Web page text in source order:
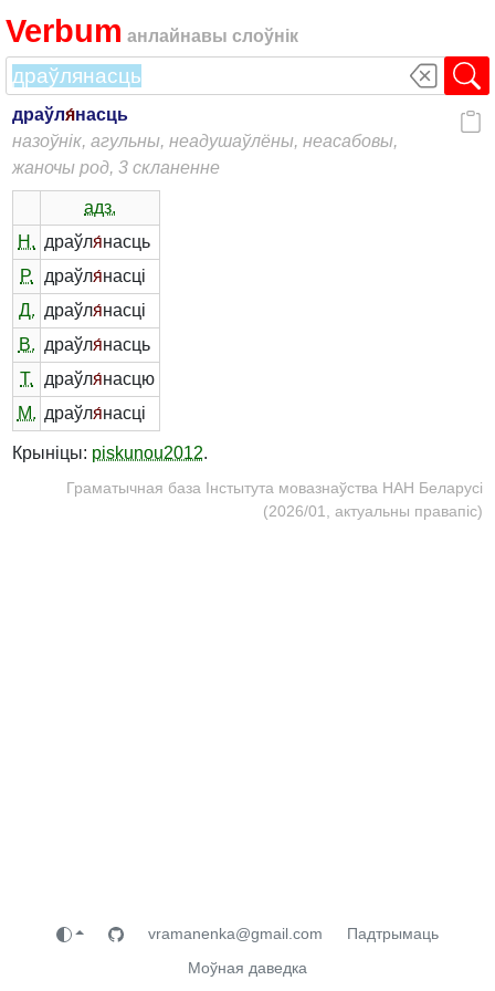
Verbum анлайнавы слоўнік
драўля́насць
назоўнік, агульны, неадушаўлёны, неасабовы,
жаночы род, 3 скланенне
адз.
Н. драўля́насць
Р.
драўля́насці
Д. драўля́насці
В. драўля́насць
Т.
драўля́насцю
М. драўля́насці
Крыніцы: piskunou2012.
Граматычная база Інстытута мовазнаўства НАН Беларусі
(2026/01, актуальны правапіс)
vramanenka@gmail.com
Падтрымаць
Моўная даведка